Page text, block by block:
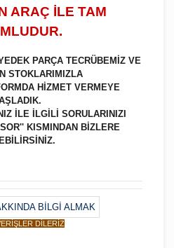
ARAÇ İLE TAM
PARÇA TECRÜBEMİZ VE
STOKLARIMIZLA
HİZMET VERMEYE
İLE İLGİLİ SORULARINIZI
KISMINDAN BİZLERE
DİLERİZ